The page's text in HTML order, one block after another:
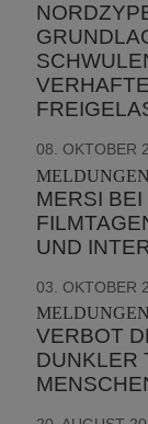
08. OKTOBER
MERSI
UND
03. OKTOBER
VERBOT
DUNKLER